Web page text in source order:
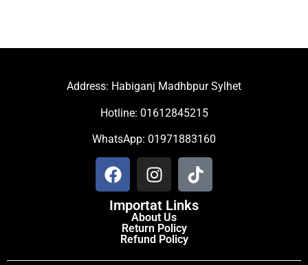
Address: Habiganj Madhbpur Sylhet
Hotline: 01612845215
WhatsApp: 01971883160
Importat Links
About Us
Return Policy
Refund Policy